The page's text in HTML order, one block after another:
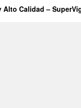
Alto Calidad –